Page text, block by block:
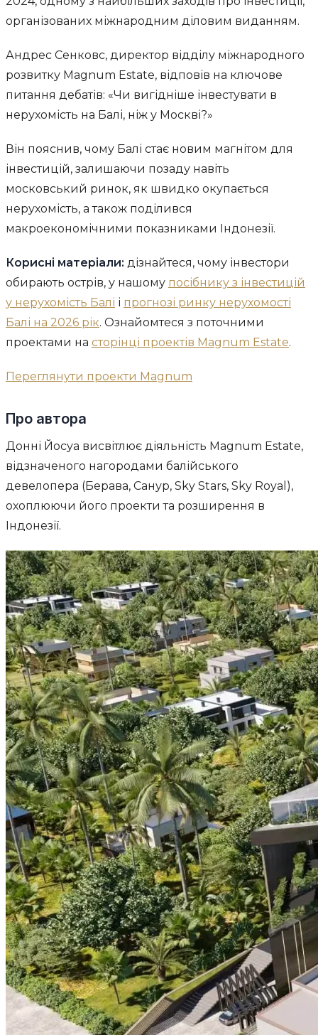
організованих міжнародним діловим виданням.
Андрес Сенковс, директор відділу міжнародного
розвитку Magnum Estate, відповів на ключове
питання дебатів: «Чи вигідніше інвестувати в
нерухомість на Балі, ніж у Москві?»
Він пояснив, чому Балі стає новим магнітом для
інвестицій, залишаючи позаду навіть
московський ринок, як швидко окупається
нерухомість, а також поділився
макроекономічними показниками Індонезії.
Корисні матеріали: дізнайтеся, чому інвестори
обирають острів, у нашому посібнику з інвестицій
у нерухомість Балі і прогнозі ринку нерухомості
Балі на 2026 рік. Ознайомтеся з поточними
проектами на сторінці проектів Magnum Estate.
Переглянути проекти Magnum
Про автора
Донні Йосуа висвітлює діяльність Magnum Estate,
відзначеного нагородами балійського
девелопера (Берава, Санур, Sky Stars, Sky Royal),
охоплюючи його проекти та розширення в
Індонезії.